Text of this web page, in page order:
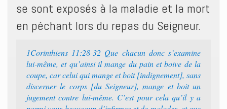
se sont exposés à la maladie et la mort
en péchant lors du repas du Seigneur.
1Corinthiens 11:28-32 Que chacun donc s’examine
lui-même, et qu’ainsi il mange du pain et boive de la
coupe, car celui qui mange et boit [indignement], sans
discerner le corps [du Seigneur], mange et boit un
jugement contre lui-même. C’est pour cela qu’il y a